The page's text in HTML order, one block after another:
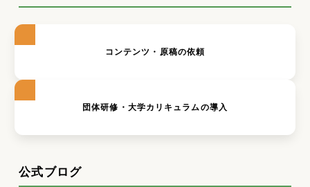
コンテンツ・原稿の依頼
団体研修・大学カリキュラムの導入
公式ブログ